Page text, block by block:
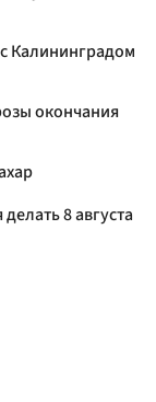
Калининградом
окончания
8 августа